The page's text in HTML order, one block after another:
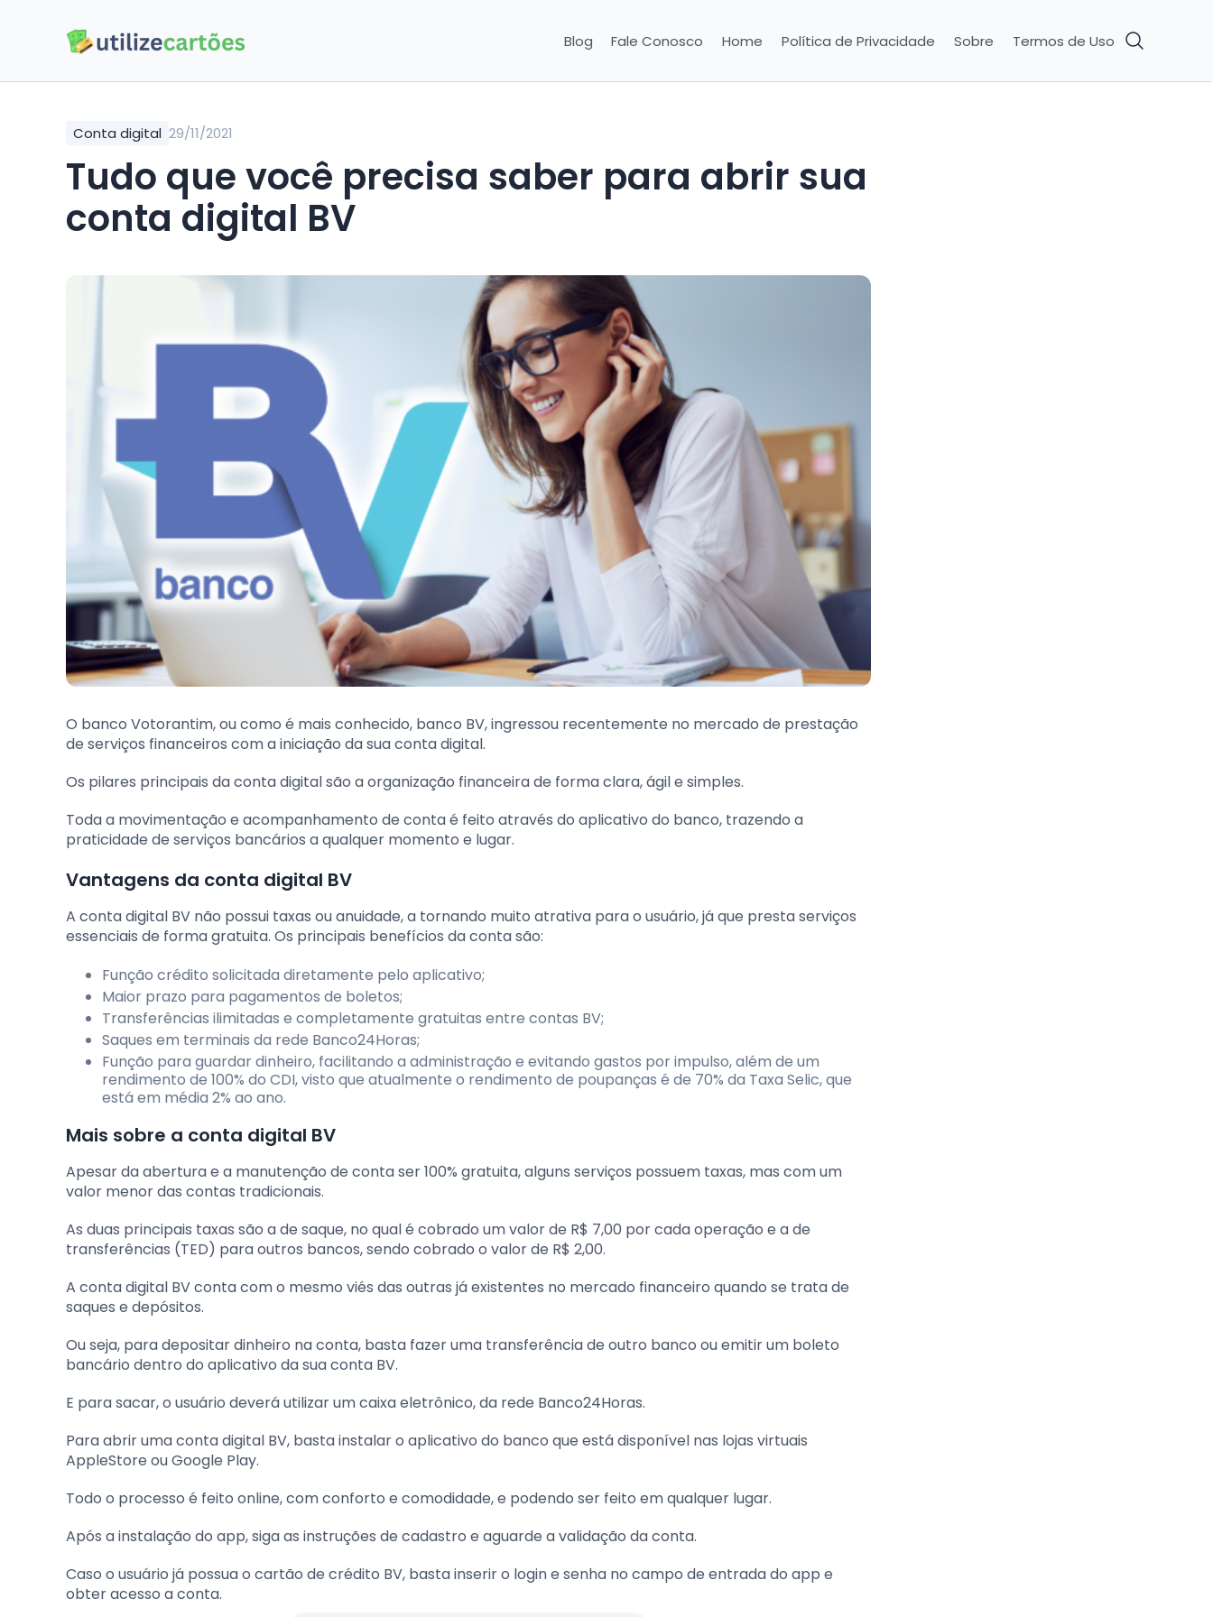
Blog Fale Conosco Home Política de Privacidade Sobre Termos de Uso
Conta digital 29/11/2021
Tudo que você precisa saber para abrir sua
conta digital BV
O banco Votorantim, ou como é mais conhecido, banco BV, ingressou recentemente no mercado de prestação
de serviços financeiros com a iniciação da sua conta digital.
Os pilares principais da conta digital são a organização financeira de forma clara, ágil e simples.
Toda a movimentação e acompanhamento de conta é feito através do aplicativo do banco, trazendo a
praticidade de serviços bancários a qualquer momento e lugar.
Vantagens da conta digital BV
A conta digital BV não possui taxas ou anuidade, a tornando muito atrativa para o usuário, já que presta serviços
essenciais de forma gratuita. Os principais benefícios da conta são:
Função crédito solicitada diretamente pelo aplicativo;
Maior prazo para pagamentos de boletos;
Transferências ilimitadas e completamente gratuitas entre contas BV;
Saques em terminais da rede Banco24Horas;
Função para guardar dinheiro, facilitando a administração e evitando gastos por impulso, além de um
rendimento de 100% do CDI, visto que atualmente o rendimento de poupanças é de 70% da Taxa Selic, que
está em média 2% ao ano.
Mais sobre a conta digital BV
Apesar da abertura e a manutenção de conta ser 100% gratuita, alguns serviços possuem taxas, mas com um
valor menor das contas tradicionais.
As duas principais taxas são a de saque, no qual é cobrado um valor de R$ 7,00 por cada operação e a de
transferências (TED) para outros bancos, sendo cobrado o valor de R$ 2,00.
A conta digital BV conta com o mesmo viés das outras já existentes no mercado financeiro quando se trata de
saques e depósitos.
Ou seja, para depositar dinheiro na conta, basta fazer uma transferência de outro banco ou emitir um boleto
bancário dentro do aplicativo da sua conta BV.
E para sacar, o usuário deverá utilizar um caixa eletrônico, da rede Banco24Horas.
Para abrir uma conta digital BV, basta instalar o aplicativo do banco que está disponível nas lojas virtuais
AppleStore ou Google Play.
Todo o processo é feito online, com conforto e comodidade, e podendo ser feito em qualquer lugar.
Após a instalação do app, siga as instruções de cadastro e aguarde a validação da conta.
Caso o usuário já possua o cartão de crédito BV, basta inserir o login e senha no campo de entrada do app e
obter acesso a conta.